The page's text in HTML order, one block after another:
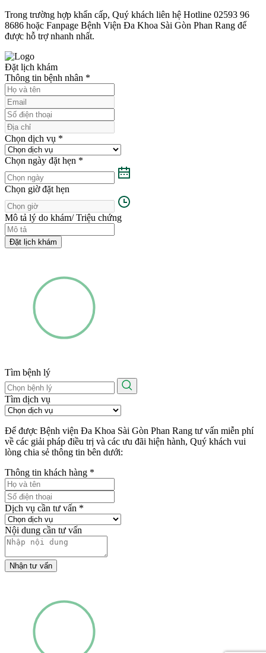
Trong trường hợp khẩn cấp, Quý khách liên hệ Hotline 02593 96
8686 hoặc Fanpage Bệnh Viện Đa Khoa Sài Gòn Phan Rang để
được hỗ trợ nhanh nhất.
Đặt lịch khám
Thông tin bệnh nhân *
Chọn dịch vụ *
Chọn ngày đặt hẹn *
Chọn giờ đặt hẹn
Mô tả lý do khám/ Triệu chứng
Đặt lịch khám
Tìm bệnh lý
Tìm dịch vụ
Để được Bệnh viện Đa Khoa Sài Gòn Phan Rang tư vấn miễn phí
về các giải pháp điều trị và các ưu đãi hiện hành, Quý khách vui
lòng chia sẻ thông tin bên dưới:
Thông tin khách hàng *
Dịch vụ cần tư vấn *
Nội dung cần tư vấn
Nhận tư vấn